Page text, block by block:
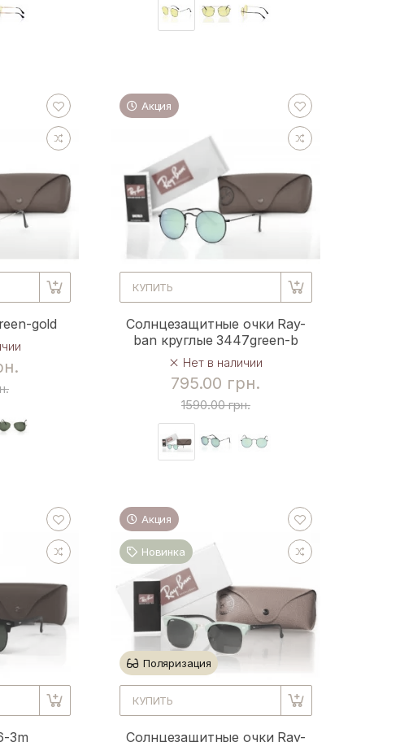
gold
Акция
КУПИТЬ
Солнцезащитные очки Ray-
ban круглые 3447green-b
Нет в наличии
795.00 грн.
1590.00 грн.
3m
Акция
Новинка
Поляризация
КУПИТЬ
Солнцезащитные очки Ray-